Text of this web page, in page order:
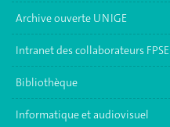
Archive ouverte UNIGE
Intranet des collaborateurs FPSE
Bibliothèque
Informatique et audiovisuel